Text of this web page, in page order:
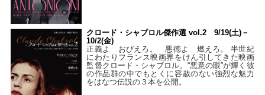
クロード・シャブロル傑作選 vol.2 9/19(土)－
10/2(金)
正義よ おびえろ。 悪徳よ 燃えろ。 半世紀
にわたりフランス映画界をけん引してきた映画
監督クロード・シャブロル。“悪意の眼”が輝く彼
の作品群の中でもとくに容赦のない強烈な魅力
をはなつ伝説の３本を公開。